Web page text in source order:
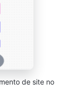
de site no